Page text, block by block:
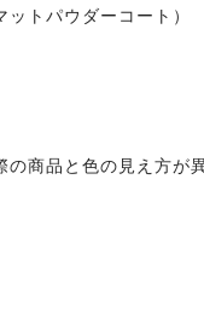
トパウダーコート）
商品と色の見え方が